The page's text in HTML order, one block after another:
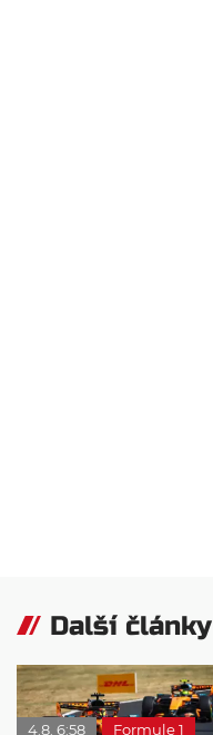
Další články
4.8. 6:58
Formule 1